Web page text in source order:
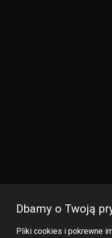
Dbamy o Twoją
Pliki cookies i pokrewne